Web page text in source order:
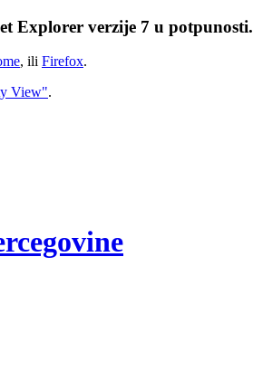
Explorer verzije 7 u potpunosti.
, ili Firefox.
View".